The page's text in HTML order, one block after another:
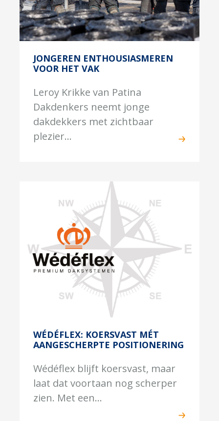
JONGEREN ENTHOUSIASMEREN
VOOR HET VAK
Leroy Krikke van Patina
Dakdenkers neemt jonge
dakdekkers met zichtbaar
plezier...
WÉDÉFLEX: KOERSVAST MÉT
AANGESCHERPTE POSITIONERING
Wédéflex blijft koersvast, maar
laat dat voortaan nog scherper
zien. Met een...